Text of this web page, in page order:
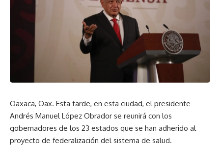
Oaxaca, Oax. Esta tarde, en esta ciudad, el presidente
Andrés Manuel López Obrador se reunirá con los
gobernadores de los 23 estados que se han adherido al
proyecto de federalización del sistema de salud.